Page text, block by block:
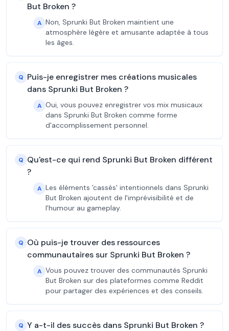
But Broken ?
A Non, Sprunki But Broken maintient une
atmosphère légère et amusante adaptée à tous
les âges.
Q Puis-je enregistrer mes créations musicales
dans Sprunki But Broken ?
A Oui, vous pouvez enregistrer vos mix musicaux
dans Sprunki But Broken comme forme
d'accomplissement personnel.
Q Qu'est-ce qui rend Sprunki But Broken différent
?
A Les éléments 'cassés' intentionnels dans Sprunki
But Broken ajoutent de l'imprévisibilité et de
l'humour au gameplay.
Q Où puis-je trouver des ressources
communautaires sur Sprunki But Broken ?
A Vous pouvez trouver des communautés Sprunki
But Broken sur des plateformes comme Reddit
pour partager des expériences et des conseils.
Q Y a-t-il des succès dans Sprunki But Broken ?